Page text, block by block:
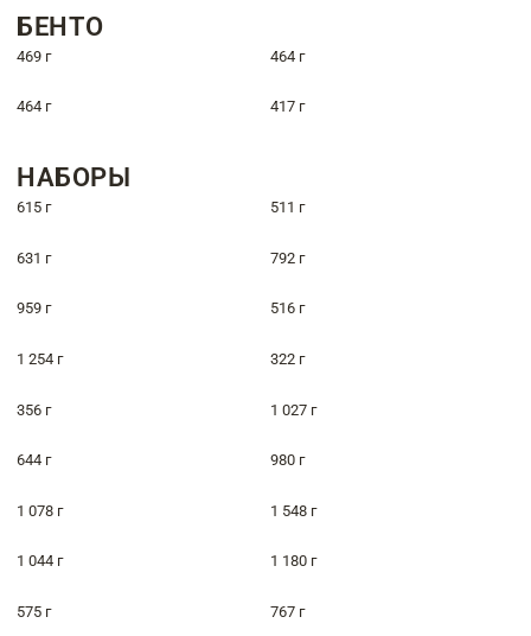
БЕНТО
469 г 464 г
464 г 417 г
НАБОРЫ
615 г 511 г
631 г 792 г
959 г 516 г
1 254 г 322 г
356 г 1 027 г
644 г 980 г
1 078 г 1 548 г
1 044 г 1 180 г
575 г 767 г